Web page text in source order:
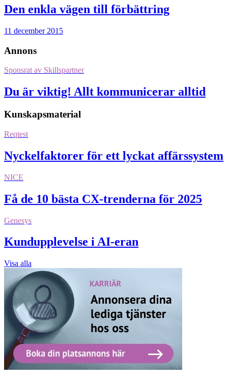
Den enkla vägen till förbättring
11 december 2015
Annons
Sponsrat av Skillspartner
Du är viktig! Allt kommunicerar alltid
Kunskapsmaterial
Reqtest
Nyckelfaktorer för ett lyckat affärssystem
NICE
Få de 10 bästa CX-trenderna för 2025
Genesys
Kundupplevelse i AI-eran
Visa alla